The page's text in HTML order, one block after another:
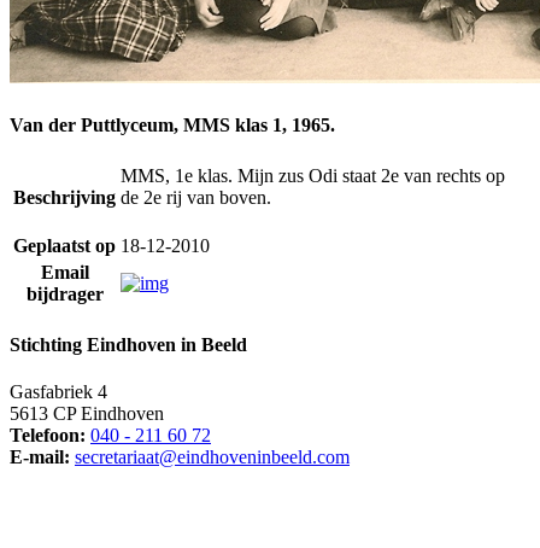
Van der Puttlyceum, MMS klas 1, 1965.
Beschrijving
MMS, 1e klas. Mijn zus Odi staat 2e van rechts op
de 2e rij van boven.
Geplaatst op 18-12-2010
Email
bijdrager
Stichting Eindhoven in Beeld
Gasfabriek 4
5613 CP Eindhoven
Telefoon: 040 - 211 60 72
E-mail: secretariaat@eindhoveninbeeld.com